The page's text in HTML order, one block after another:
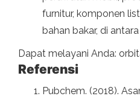
furnitur, komponen
bahan bakar, di
Dapat melayani Anda:
Referensi
Pubchem. (2018).